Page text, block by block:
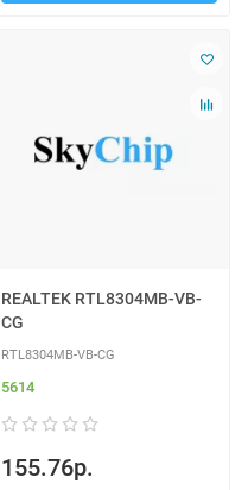
REALTEK RTL8304MB-VB-
CG
RTL8304MB-VB-CG
5614
155.76р.